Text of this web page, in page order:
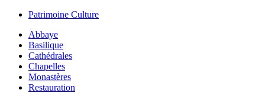
Patrimoine Culture
Abbaye
Basilique
Cathédrales
Chapelles
Monastères
Restauration